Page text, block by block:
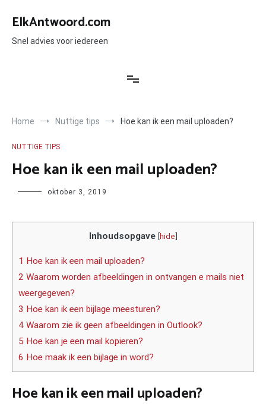
naar
inhoud
ElkAntwoord.com
Snel advies voor iedereen
Home Nuttige tips Hoe kan ik een mail uploaden?
NUTTIGE TIPS
Hoe kan ik een mail uploaden?
Author oktober 3, 2019
Inhoudsopgave [hide]
1 Hoe kan ik een mail uploaden?
2 Waarom worden afbeeldingen in ontvangen e mails niet
weergegeven?
3 Hoe kan ik een bijlage meesturen?
4 Waarom zie ik geen afbeeldingen in Outlook?
5 Hoe kan je een mail kopieren?
6 Hoe maak ik een bijlage in word?
Hoe kan ik een mail uploaden?